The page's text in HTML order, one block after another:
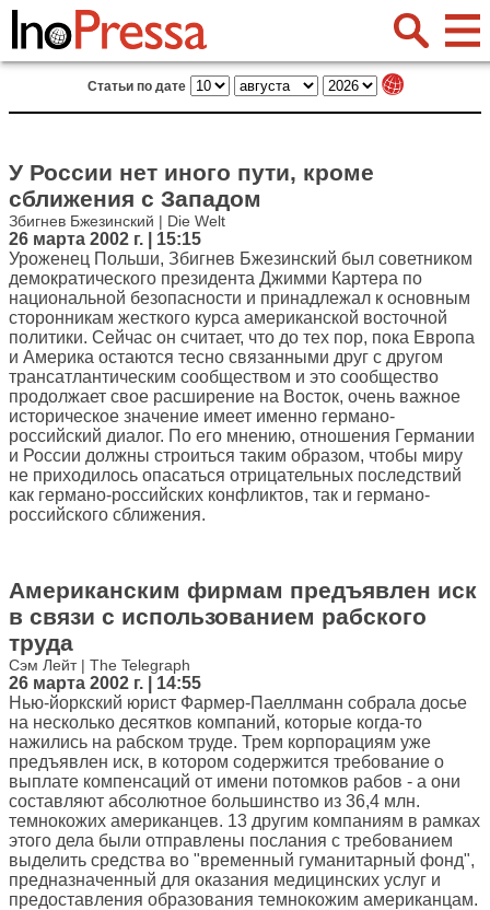
Статьи по дате
У России нет иного пути, кроме
сближения с Западом
Збигнев Бжезинский | Die Welt
26 марта 2002 г. | 15:15
Уроженец Польши, Збигнев Бжезинский был советником
демократического президента Джимми Картера по
национальной безопасности и принадлежал к основным
сторонникам жесткого курса американской восточной
политики. Сейчас он считает, что до тех пор, пока Европа
и Америка остаются тесно связанными друг с другом
трансатлантическим сообществом и это сообщество
продолжает свое расширение на Восток, очень важное
историческое значение имеет именно германо-
российский диалог. По его мнению, отношения Германии
и России должны строиться таким образом, чтобы миру
не приходилось опасаться отрицательных последствий
как германо-российских конфликтов, так и германо-
российского сближения.
Американским фирмам предъявлен иск
в связи с использованием рабского
труда
Сэм Лейт | The Telegraph
26 марта 2002 г. | 14:55
Нью-йоркский юрист Фармер-Паеллманн собрала досье
на несколько десятков компаний, которые когда-то
нажились на рабском труде. Трем корпорациям уже
предъявлен иск, в котором содержится требование о
выплате компенсаций от имени потомков рабов - а они
составляют абсолютное большинство из 36,4 млн.
темнокожих американцев. 13 другим компаниям в рамках
этого дела были отправлены послания с требованием
выделить средства во "временный гуманитарный фонд",
предназначенный для оказания медицинских услуг и
предоставления образования темнокожим американцам.